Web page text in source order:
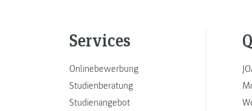
Services
Onlinebewerbung
Studienberatung
Studienangebot